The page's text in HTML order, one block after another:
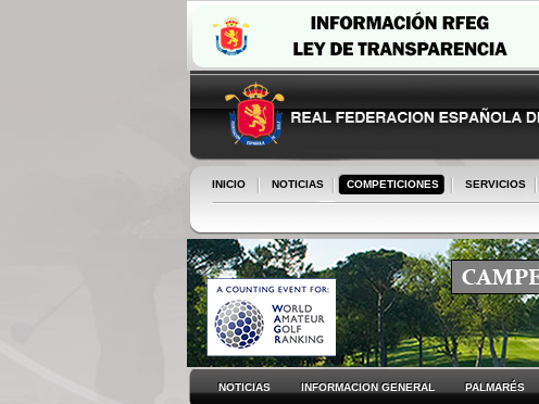
INICIO NOTICIAS COMPETICIONES SERVICIOS
NOTICIAS INFORMACION GENERAL PALMARÉS